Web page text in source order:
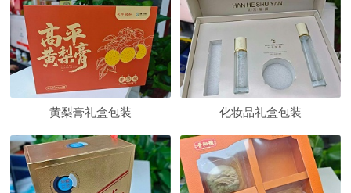
黄梨膏礼盒包装 化妆品礼盒包装